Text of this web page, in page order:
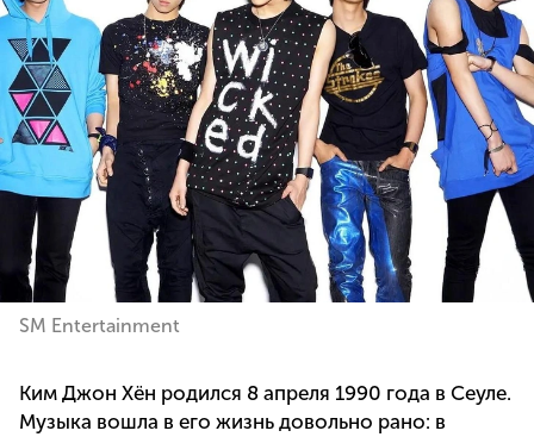
SM Entertainment
Ким Джон Хён родился 8 апреля 1990 года в Сеуле.
Музыка вошла в его жизнь довольно рано: в